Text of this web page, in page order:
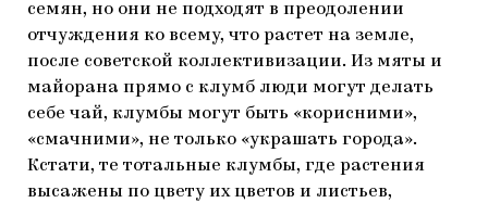
семян, но они не подходят в преодолении
отчуждения ко всему, что растет на земле,
после советской коллективизации. Из мяты и
майорана прямо с клумб люди могут делать
себе чай, клумбы могут быть «корисними»,
«смачними», не только «украшать города».
Кстати, те тотальные клумбы, где растения
высажены по цвету их цветов и листьев,